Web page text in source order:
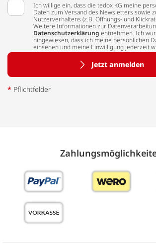
Ich willige ein, dass die tedox KG meine
Daten zum Versand des Newsletters sowie
Nutzerverhaltens (z.B. Öffnungs- und
Weitere Informationen zur
Datenschutzerklärung entnehmen. Ich
hingewiesen, dass ich meine persönlichen
einsehen und meine Einwilligung jederzeit
Jetzt anmelden
* Pflichtfelder